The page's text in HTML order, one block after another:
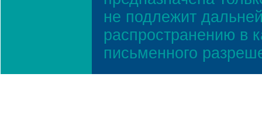
не подлежит
распространению в
письменного